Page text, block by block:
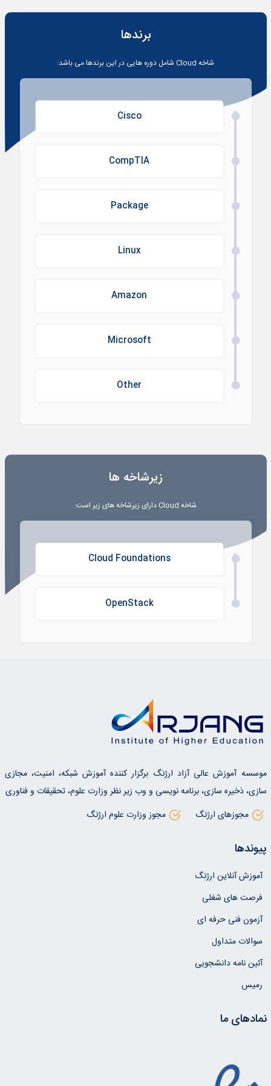
برندها
شاخه Cloud شامل دوره هایی در این برندها می باشد:
Cisco
CompTIA
Package
Linux
Amazon
Microsoft
Other
زیرشاخه ها
شاخه Cloud دارای زیرشاخه های زیر است:
Cloud Foundations
OpenStack
موسسه آموزش عالی آزاد ارژنگ برگزار کننده آموزش شبکه، امنیت، مجازی
سازی، ذخیره سازی، برنامه نویسی و وب زیر نظر وزارت علوم، تحقیقات و فناوری
مجوزهای ارژنگ
مجوز وزارت علوم ارژنگ
پیوندها
آموزش آنلاین ارژنگ
فرصت های شغلی
آزمون فنی حرفه ای
سوالات متداول
آئین نامه دانشجویی
رمیس
نمادهای ما